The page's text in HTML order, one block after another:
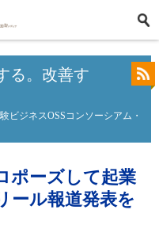
る。改善す
ジネスOSSコンソーシアム・
ポーズして起業
ール報道発表を